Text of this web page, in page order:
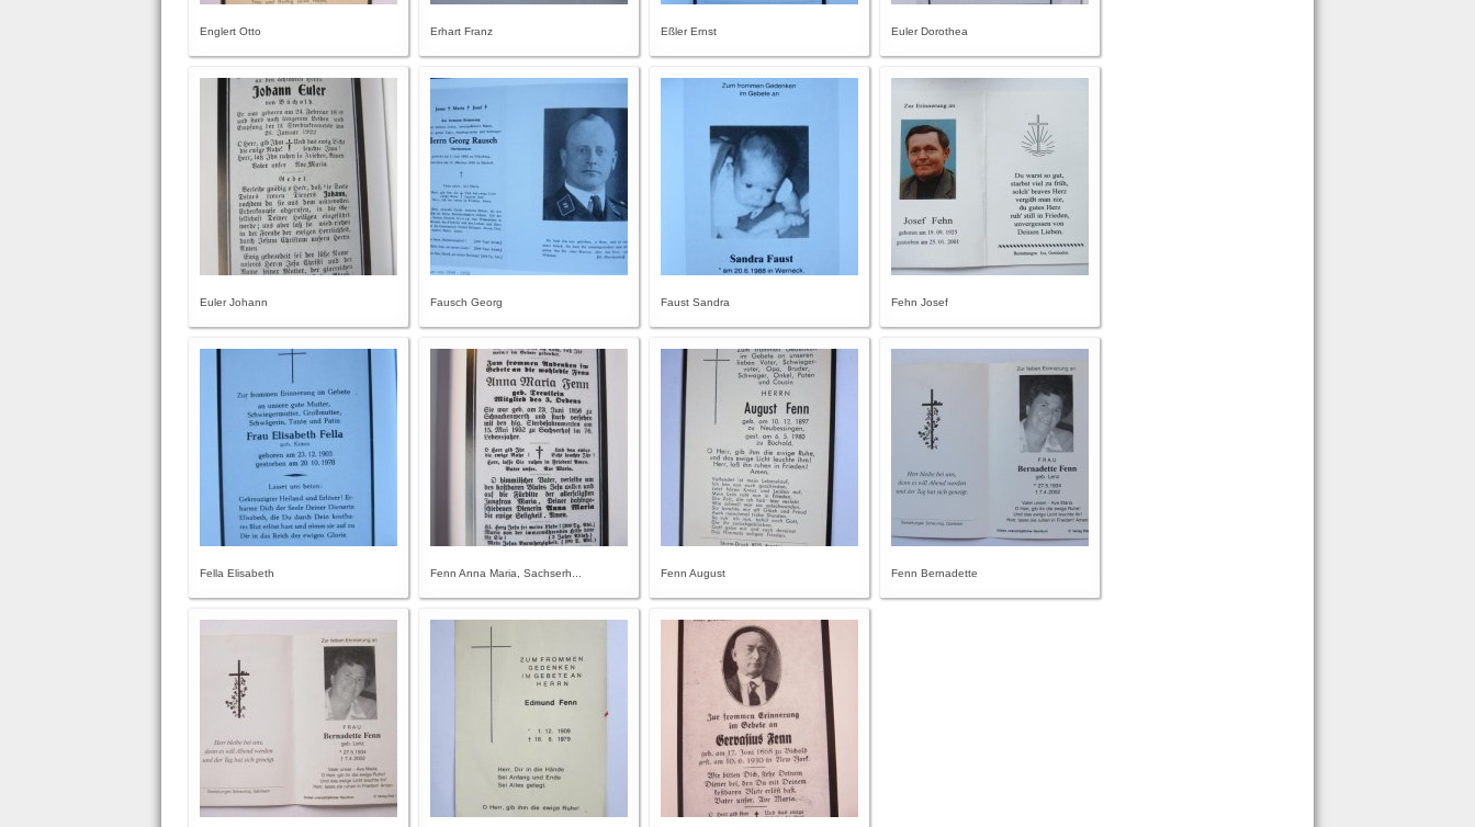
Englert Otto Erhart Franz Eßler Ernst Euler Dorothea
Euler Johann Fausch Georg Faust Sandra Fehn Josef
Fella Elisabeth Fenn Anna Maria, Sachserh... Fenn August Fenn Bernadette